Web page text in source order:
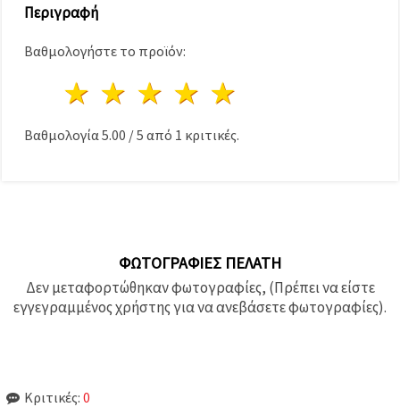
όλα!
Ρυθμίσεις
Περιγραφή
Βαθμολογήστε το προϊόν:
4 Αστέρια
3 Αστέρια
2 Αστέρια
1 Αστέρι
Βαθμολογία 5.00 /5 από 1 κριτικές.
ΦΩΤΟΓΡΑΦΊΕΣ ΠΕΛΆΤΗ
Δεν μεταφορτώθηκαν φωτογραφίες, (Πρέπει να είστε
εγγεγραμμένος χρήστης για να ανεβάσετε φωτογραφίες).
Κριτικές: 0